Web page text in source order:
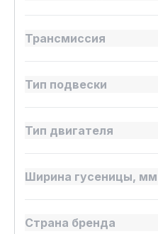
Трансмиссия
Тип подвески
Тип двигателя
Ширина гусеницы, мм
Страна бренда